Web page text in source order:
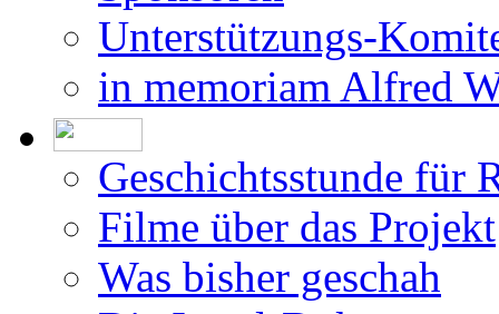
Geschichtsstunde für
Filme über das Projekt
Was bisher geschah
Die Israel-
Die London-
Die New York-